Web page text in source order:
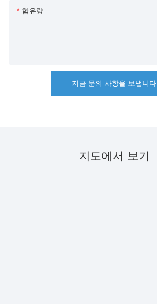
함유량
지금 문의 사항을 보냅니다
지도에서 보기